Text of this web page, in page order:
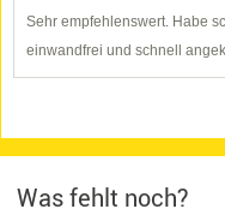
Sehr empfehlenswert. Habe
einwandfrei und schnell
Was fehlt noch?